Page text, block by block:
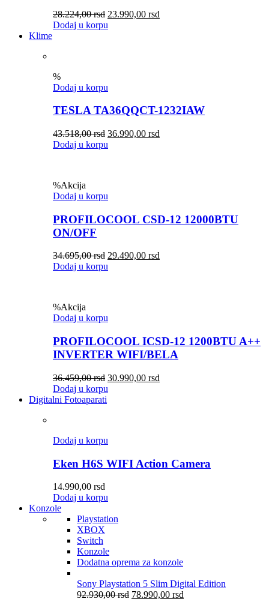
28.224,00rsd 23.990,00 rsd
Dodaj u korpu
Klime
%
Dodaj u korpu
TESLA TA36QQCT-1232IAW
43.518,00rsd 36.990,00 rsd
Dodaj u korpu
%Akcija
Dodaj u korpu
PROFILOCOOL CSD-12 12000BTU
ON/OFF
34.695,00rsd 29.490,00 rsd
Dodaj u korpu
%Akcija
Dodaj u korpu
PROFILOCOOL ICSD-12 1200BTU A++
INVERTER WIFI/BELA
36.459,00rsd 30.990,00 rsd
Dodaj u korpu
Digitalni Fotoaparati
Dodaj u korpu
Eken H6S WIFI Action Camera
14.990,00 rsd
Dodaj u korpu
Konzole
Playstation
XBOX
Switch
Konzole
Dodatna oprema za konzole
Sony Playstation 5 Slim Digital Edition
92.930,00rsd 78.990,00 rsd